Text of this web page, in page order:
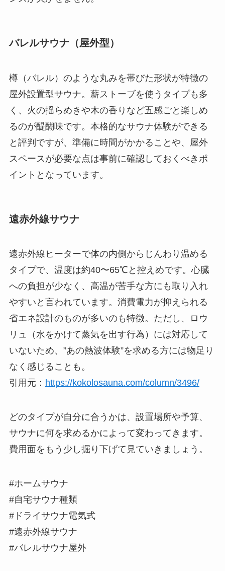
バレルサウナ（屋外型）
樽（バレル）のような丸みを帯びた形状が特徴の
屋外設置型サウナ。薪ストーブを使うタイプも多
く、火の揺らめきや木の香りなど五感ごと楽しめ
るのが醍醐味です。本格的なサウナ体験ができる
と評判ですが、準備に時間がかかることや、屋外
スペースが必要な点は事前に確認しておくべきポ
イントとなっています。
遠赤外線サウナ
遠赤外線ヒーターで体の内側からじんわり温める
タイプで、温度は約40〜65℃と控えめです。心臓
への負担が少なく、高温が苦手な方にも取り入れ
やすいと言われています。消費電力が抑えられる
省エネ設計のものが多いのも特徴。ただし、ロウ
リュ（水をかけて蒸気を出す行為）には対応して
いないため、”あの熱波体験”を求める方には物足り
なく感じることも。
引用元： https://kokolosauna.com/column/3496/
どのタイプが自分に合うかは、設置場所や予算、
サウナに何を求めるかによって変わってきます。
費用面をもう少し掘り下げて見ていきましょう。
#ホームサウナ
#自宅サウナ種類
#ドライサウナ電気式
#遠赤外線サウナ
#バレルサウナ屋外